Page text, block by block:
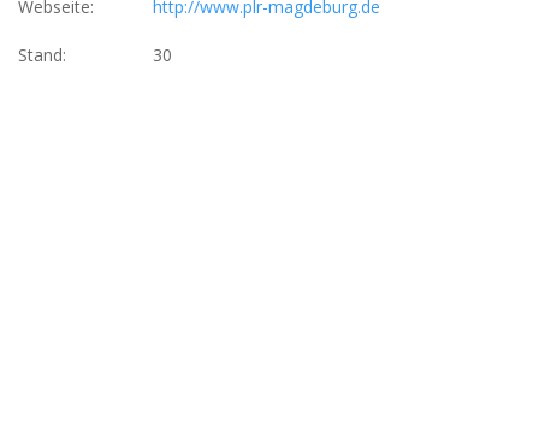
Webseite:
http://www.plr-magdeburg.de
Stand: 30